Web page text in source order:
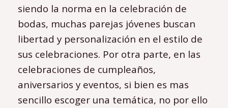
siendo la norma en la celebración de
bodas, muchas parejas jóvenes buscan
libertad y personalización en el estilo de
sus celebraciones. Por otra parte, en las
celebraciones de cumpleaños,
aniversarios y eventos, si bien es mas
sencillo escoger una temática, no por ello